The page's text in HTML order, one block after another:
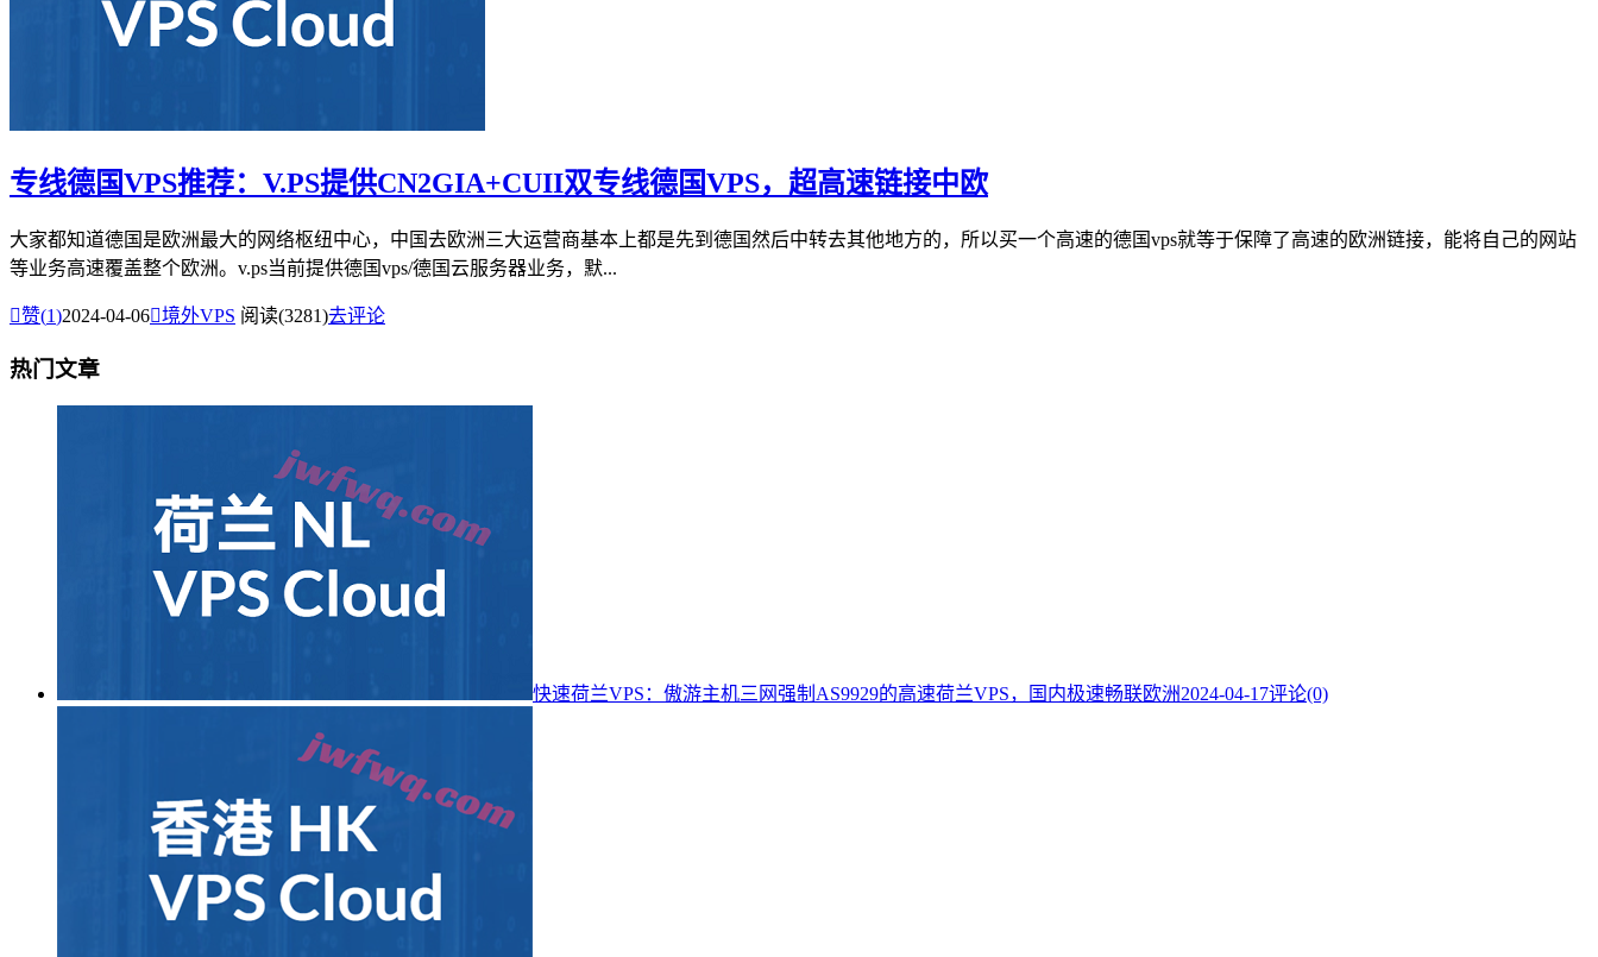
专线德国VPS推荐：V.PS提供CN2GIA+CUII双专线德国VPS，超高速链接中欧
大家都知道德国是欧洲最大的网络枢纽中心，中国去欧洲三大运营商基本上都是先到德国然后中转去其他地方的，所以买一个高速的德国vps就等于保障了高速的欧洲链接，能将自己的网站
等业务高速覆盖整个欧洲。v.ps当前提供德国vps/德国云服务器业务，默...
赞(1)2024-04-06境外VPS 阅读(3281)去评论
热门文章
快速荷兰VPS：傲游主机三网强制AS9929的高速荷兰VPS，国内极速畅联欧洲2024-04-17评论(0)